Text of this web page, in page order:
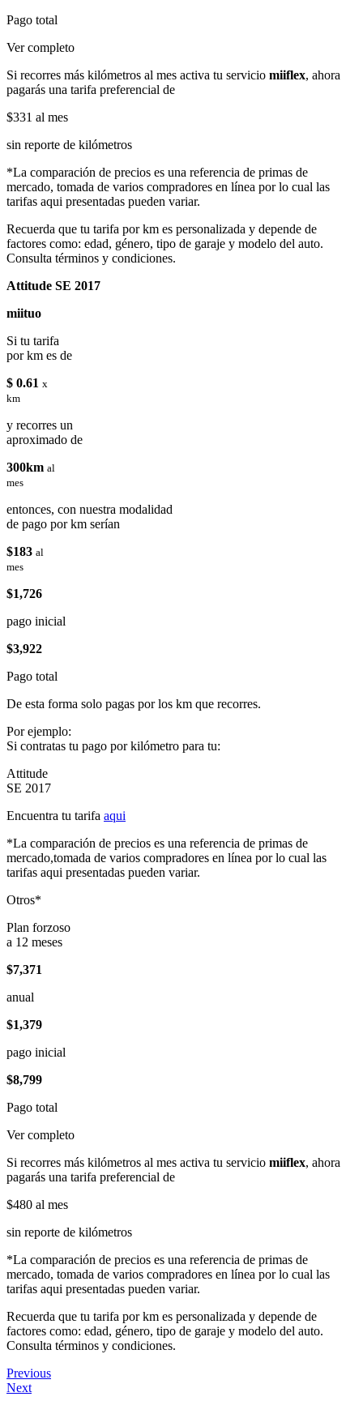
Pago total
Ver completo
Si recorres más kilómetros al mes activa tu servicio miiflex, ahora
pagarás una tarifa preferencial de
$331 al mes
sin reporte de kilómetros
*La comparación de precios es una referencia de primas de
mercado, tomada de varios compradores en línea por lo cual las
tarifas aqui presentadas pueden variar.
Recuerda que tu tarifa por km es personalizada y depende de
factores como: edad, género, tipo de garaje y modelo del auto.
Consulta términos y condiciones.
Attitude SE 2017
miituo
Si tu tarifa
por km es de
$ 0.61 x
km
y recorres un
aproximado de
300km al
mes
entonces, con nuestra modalidad
de pago por km serían
$183 al
mes
$1,726
pago inicial
$3,922
Pago total
De esta forma solo pagas por los km que recorres.
Por ejemplo:
Si contratas tu pago por kilómetro para tu:
Attitude
SE 2017
Encuentra tu tarifa aqui
*La comparación de precios es una referencia de primas de
mercado,tomada de varios compradores en línea por lo cual las
tarifas aqui presentadas pueden variar.
Otros*
Plan forzoso
a 12 meses
$7,371
anual
$1,379
pago inicial
$8,799
Pago total
Ver completo
Si recorres más kilómetros al mes activa tu servicio miiflex, ahora
pagarás una tarifa preferencial de
$480 al mes
sin reporte de kilómetros
*La comparación de precios es una referencia de primas de
mercado, tomada de varios compradores en línea por lo cual las
tarifas aqui presentadas pueden variar.
Recuerda que tu tarifa por km es personalizada y depende de
factores como: edad, género, tipo de garaje y modelo del auto.
Consulta términos y condiciones.
Previous
Next